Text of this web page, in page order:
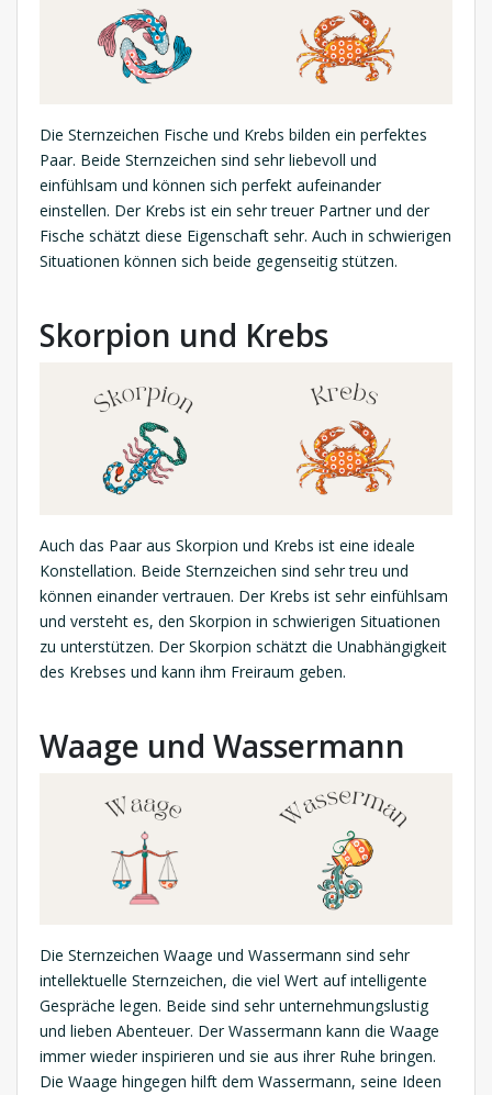
Die Sternzeichen Fische und Krebs bilden ein perfektes
Paar. Beide Sternzeichen sind sehr liebevoll und
einfühlsam und können sich perfekt aufeinander
einstellen. Der Krebs ist ein sehr treuer Partner und der
Fische schätzt diese Eigenschaft sehr. Auch in schwierigen
Situationen können sich beide gegenseitig stützen.
Skorpion und Krebs
Auch das Paar aus Skorpion und Krebs ist eine ideale
Konstellation. Beide Sternzeichen sind sehr treu und
können einander vertrauen. Der Krebs ist sehr einfühlsam
und versteht es, den Skorpion in schwierigen Situationen
zu unterstützen. Der Skorpion schätzt die Unabhängigkeit
des Krebses und kann ihm Freiraum geben.
Waage und Wassermann
Die Sternzeichen Waage und Wassermann sind sehr
intellektuelle Sternzeichen, die viel Wert auf intelligente
Gespräche legen. Beide sind sehr unternehmungslustig
und lieben Abenteuer. Der Wassermann kann die Waage
immer wieder inspirieren und sie aus ihrer Ruhe bringen.
Die Waage hingegen hilft dem Wassermann, seine Ideen